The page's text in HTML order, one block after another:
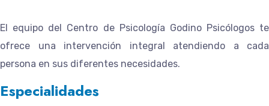
El equipo del Centro de Psicología Godino Psicólogoste
ofrece una intervención integral atendiendo a cada
persona en sus diferentes necesidades.
Especialidades